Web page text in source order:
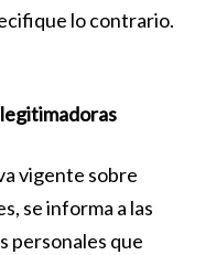
lo contrario.
vigente sobre
se informa a las
personales que